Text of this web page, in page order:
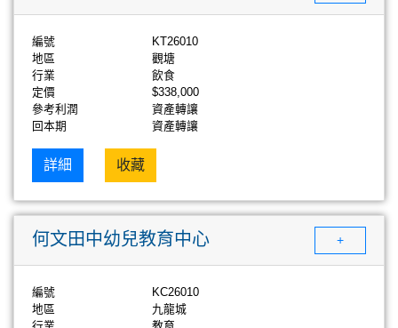
編號
KT26010
地區
觀塘
行業
飲食
定價
$338,000
參考利潤
資產轉讓
回本期
資產轉讓
詳細 收藏
何文田中幼兒教育中心 +
編號
KC26010
地區
九龍城